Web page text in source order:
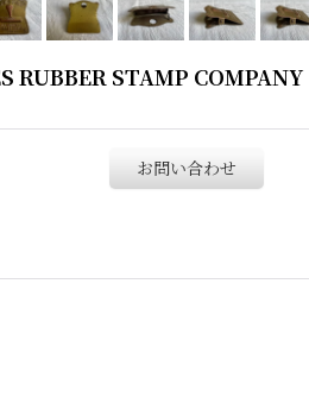
RUBBER STAMP COMPANY
お問い合わせ